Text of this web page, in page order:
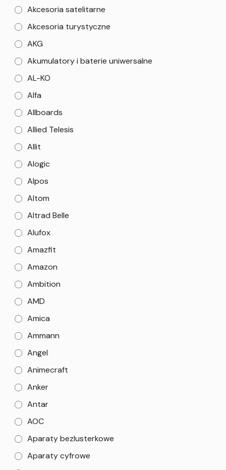
Akcesoria satelitarne
Akcesoria turystyczne
AKG
Akumulatory i baterie uniwersalne
AL-KO
Alfa
Allboards
Allied Telesis
Allit
Alogic
Alpos
Altom
Altrad Belle
Alufox
Amazfit
Amazon
Ambition
AMD
Amica
Ammann
Angel
Animecraft
Anker
Antar
AOC
Aparaty bezlusterkowe
Aparaty cyfrowe